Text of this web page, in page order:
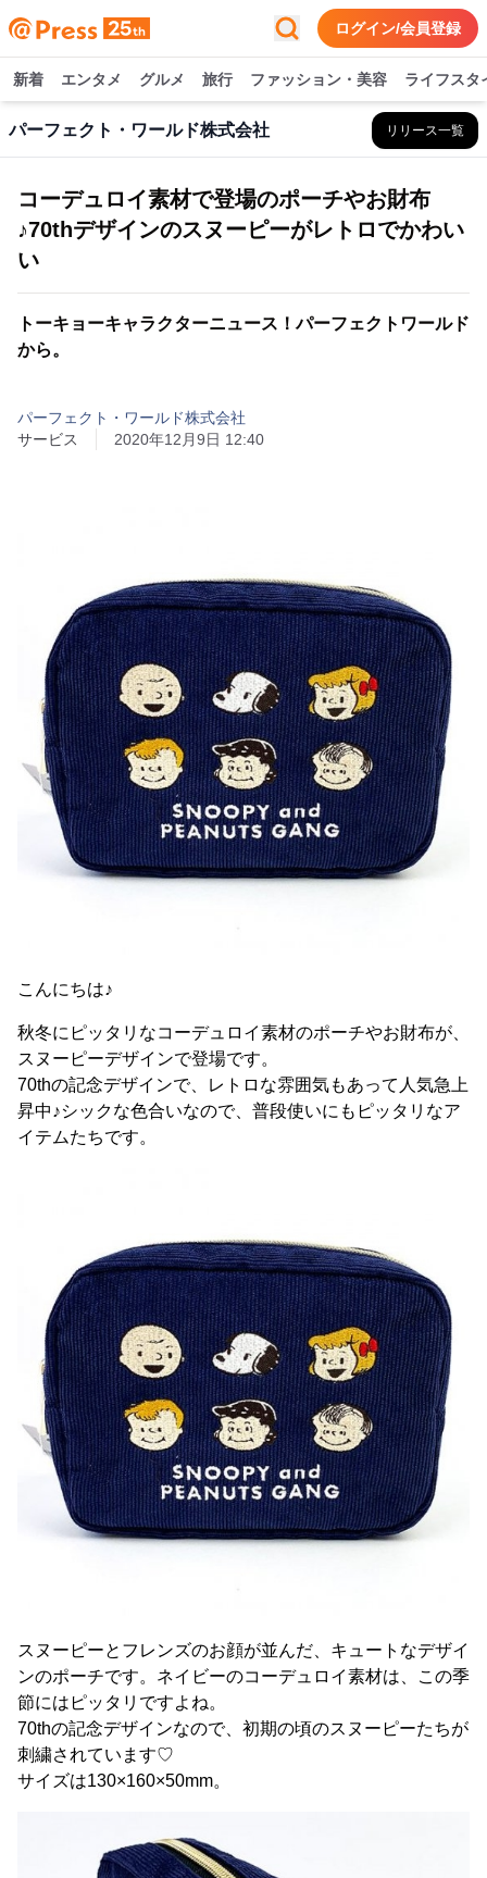
ログイン/会員登録
新着 エンタメ グルメ 旅行 ファッション・美容 ライフスタ
パーフェクト・ワールド株式会社 リリース一覧
コーデュロイ素材で登場のポーチやお財布
♪70thデザインのスヌーピーがレトロでかわい
い
トーキョーキャラクターニュース！パーフェクトワールド
から。
パーフェクト・ワールド株式会社
サービス
2020年12月9日 12:40
こんにちは♪
秋冬にピッタリなコーデュロイ素材のポーチやお財布が、
スヌーピーデザインで登場です。
70thの記念デザインで、レトロな雰囲気もあって人気急上
昇中♪シックな色合いなので、普段使いにもピッタリなア
イテムたちです。
スヌーピーとフレンズのお顔が並んだ、キュートなデザイ
ンのポーチです。ネイビーのコーデュロイ素材は、この季
節にはピッタリですよね。
70thの記念デザインなので、初期の頃のスヌーピーたちが
刺繍されています♡
サイズは130×160×50mm。